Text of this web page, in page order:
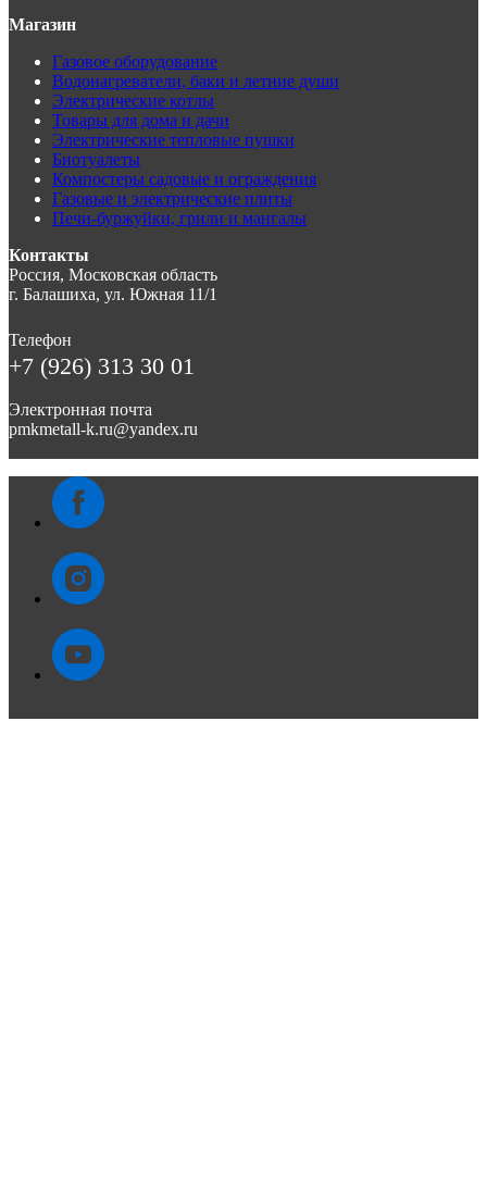
Магазин
Газовое оборудование
Водонагреватели, баки и летние души
Электрические котлы
Товары для дома и дачи
Электрические тепловые пушки
Биотуалеты
Компостеры садовые и ограждения
Газовые и электрические плиты
Печи-буржуйки, грили и мангалы
Контакты
Россия, Московская область
г. Балашиха, ул. Южная 11/1
Телефон
+7 (926) 313 30 01
Электронная почта
pmkmetall-k.ru@yandex.ru